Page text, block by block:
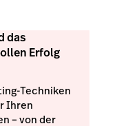
das
Erfolg
Techniken
Ihren
– von der